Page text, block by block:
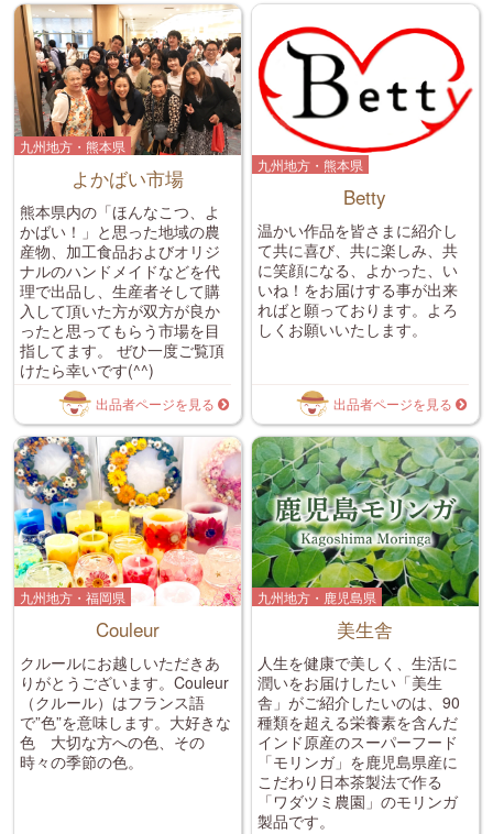
九州地方・熊本県
よかばい市場
熊本県内の「ほんなこつ、よ
かばい！」と思った地域の農
産物、加工食品およびオリジ
ナルのハンドメイドなどを代
理で出品し、生産者そして購
入して頂いた方が双方が良か
ったと思ってもらう市場を目
指してます。 ぜひ一度ご覧頂
けたら幸いです(^^)
出品者ページを見る
九州地方・熊本県
Betty
温かい作品を皆さまに紹介し
て共に喜び、共に楽しみ、共
に笑顔になる、よかった、い
いね！をお届けする事が出来
ればと願っております。よろ
しくお願いいたします。
出品者ページを見る
九州地方・福岡県
Couleur
クルールにお越しいただきあ
りがとうございます。Couleur
（クルール）はフランス語
で”色”を意味します。大好きな
色 大切な方への色、その
時々の季節の色。
九州地方・鹿児島県
美生舎
人生を健康で美しく、生活に
潤いをお届けしたい「美生
舎」がご紹介したいのは、90
種類を超える栄養素を含んだ
インド原産のスーパーフード
「モリンガ」を鹿児島県産に
こだわり日本茶製法で作る
「ワダツミ農園」のモリンガ
製品です。